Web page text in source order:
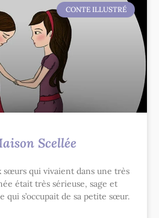
CONTE ILLUSTRÉ
Scellée
sœurs qui vivaient dans une très
était très sérieuse, sage et
qui s’occupait de sa petite sœur.